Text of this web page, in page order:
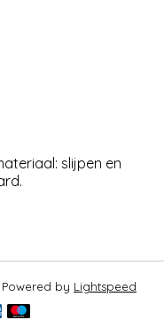
slijpen en
by Lightspeed